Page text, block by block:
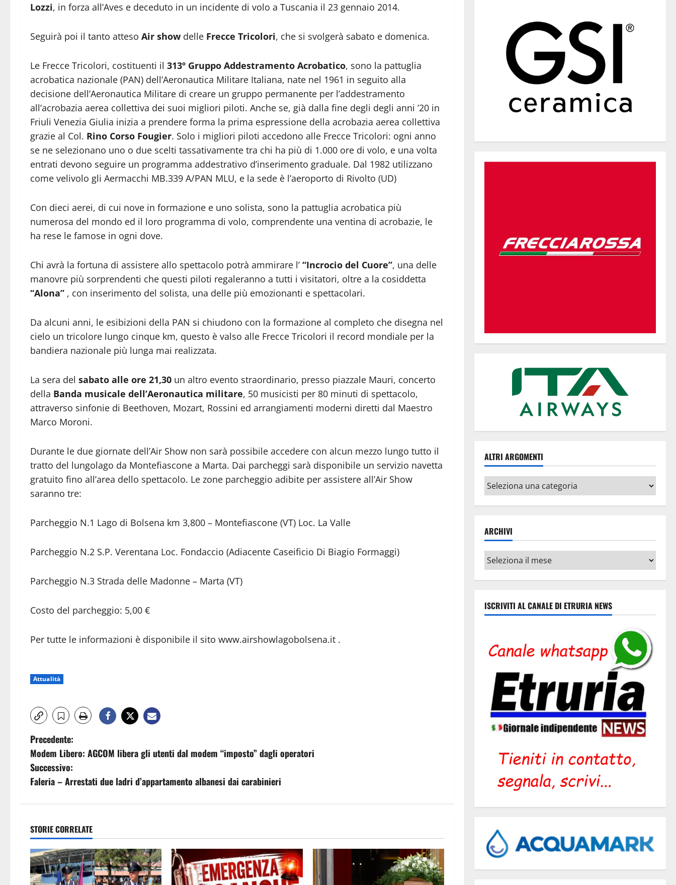
Lozzi, in forza all’Aves e deceduto in un incidente di volo a Tuscania il 23 gennaio 2014.
Seguirà poi il tanto atteso Air show delle Frecce Tricolori, che si svolgerà sabato e domenica.
Le Frecce Tricolori, costituenti il 313º Gruppo Addestramento Acrobatico, sono la pattuglia
acrobatica nazionale (PAN) dell’Aeronautica Militare Italiana, nate nel 1961 in seguito alla
decisione dell’Aeronautica Militare di creare un gruppo permanente per l’addestramento
all’acrobazia aerea collettiva dei suoi migliori piloti. Anche se, già dalla fine degli degli anni ’20 in
Friuli Venezia Giulia inizia a prendere forma la prima espressione della acrobazia aerea collettiva
grazie al Col. Rino Corso Fougier. Solo i migliori piloti accedono alle Frecce Tricolori: ogni anno
se ne selezionano uno o due scelti tassativamente tra chi ha più di 1.000 ore di volo, e una volta
entrati devono seguire un programma addestrativo d’inserimento graduale. Dal 1982 utilizzano
come velivolo gli Aermacchi MB.339 A/PAN MLU, e la sede è l’aeroporto di Rivolto (UD)
Con dieci aerei, di cui nove in formazione e uno solista, sono la pattuglia acrobatica più
numerosa del mondo ed il loro programma di volo, comprendente una ventina di acrobazie, le
ha rese le famose in ogni dove.
Chi avrà la fortuna di assistere allo spettacolo potrà ammirare l’ “Incrocio del Cuore”, una delle
manovre più sorprendenti che questi piloti regaleranno a tutti i visitatori, oltre a la cosiddetta
“Alona” , con inserimento del solista, una delle più emozionanti e spettacolari.
Da alcuni anni, le esibizioni della PAN si chiudono con la formazione al completo che disegna nel
cielo un tricolore lungo cinque km, questo è valso alle Frecce Tricolori il record mondiale per la
bandiera nazionale più lunga mai realizzata.
La sera del sabato alle ore 21,30 un altro evento straordinario, presso piazzale Mauri, concerto
della Banda musicale dell’Aeronautica militare, 50 musicisti per 80 minuti di spettacolo,
attraverso sinfonie di Beethoven, Mozart, Rossini ed arrangiamenti moderni diretti dal Maestro
Marco Moroni.
Durante le due giornate dell’Air Show non sarà possibile accedere con alcun mezzo lungo tutto il
tratto del lungolago da Montefiascone a Marta. Dai parcheggi sarà disponibile un servizio navetta
gratuito fino all’area dello spettacolo. Le zone parcheggio adibite per assistere all’Air Show
saranno tre:
Parcheggio N.1 Lago di Bolsena km 3,800 – Montefiascone (VT) Loc. La Valle
Parcheggio N.2 S.P. Verentana Loc. Fondaccio (Adiacente Caseificio Di Biagio Formaggi)
Parcheggio N.3 Strada delle Madonne – Marta (VT)
Costo del parcheggio: 5,00 €
Per tutte le informazioni è disponibile il sito www.airshowlagobolsena.it .
Attualità
N
a
v
g
a
z
Precedente:
Modem Libero: AGCOM libera gli utenti dal modem “imposto” dagli operatori
Successivo:
Faleria – Arrestati due ladri d’appartamento albanesi dai carabinieri
STORIE CORRELATE
ALTRI ARGOMENTI
Altri
argomenti
ARCHIVI
Archivi
ISCRIVITI AL CANALE DI ETRURIA NEWS